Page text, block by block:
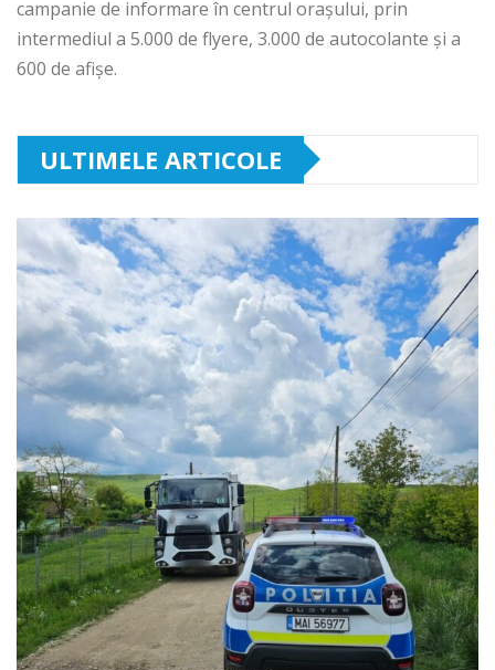
campanie de informare în centrul oraşului, prin
intermediul a 5.000 de flyere, 3.000 de autocolante şi a
600 de afişe.
ULTIMELE ARTICOLE